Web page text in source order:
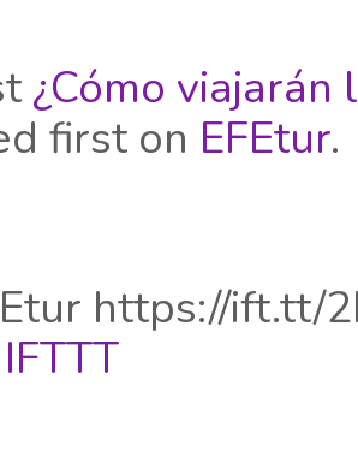
¿Cómo
first on EFEtur.
https://ift.tt/
IFTTT